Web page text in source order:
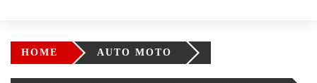
HOME AUTO MOTO